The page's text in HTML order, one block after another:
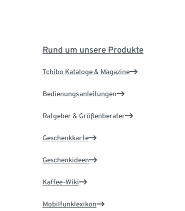
Rund um unsere Produkte
Tchibo Kataloge & Magazine
Bedienungsanleitungen
Ratgeber & Größenberater
Geschenkkarte
Geschenkideen
Kaffee-Wiki
Mobilfunklexikon